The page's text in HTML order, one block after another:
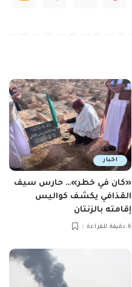
اخبار
«كان في خطر»… حارس سيف
القذافي يكشف كواليس
إقامته بالزنتان
6 دقيقة للقراءة